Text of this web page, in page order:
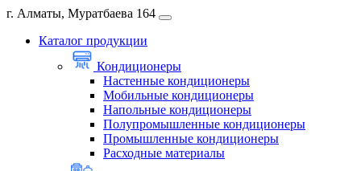
г. Алматы, Муратбаева 164
Каталог продукции
Кондиционеры
Настенные кондиционеры
Мобильные кондиционеры
Напольные кондиционеры
Полупромышленные кондиционеры
Промышленные кондиционеры
Расходные материалы